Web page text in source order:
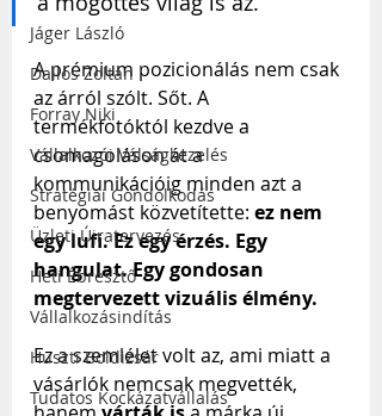
Jáger László
Dallos Zoltán
Forray Niki
Vállalkozói Válságkezelés
Stratégiai Gondolkodás
Üzleti Újratervezés
Heti Ébresztő
Vállalkozásindítás
Huszti Boldizsár
Tudatos Kockázatvállalás
A prémium pozicionálás nem csak
az árról szólt. Sőt. A
termékfotóktól kezdve a
csomagoláson át a
kommunikációig minden azt a
benyomást közvetítette: ez nem
egy lufi. Ez egy érzés. Egy
hangulat. Egy gondosan
megtervezett vizuális élmény.
Ez a szemlélet volt az, ami miatt a
vásárlók nemcsak megvették,